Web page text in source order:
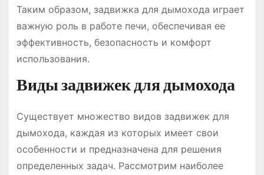
Таким образом, задвижка для дымохода играет
важную роль в работе печи, обеспечивая ее
эффективность, безопасность и комфорт
использования.
Виды задвижек для дымохода
Существует множество видов задвижек для
дымохода, каждая из которых имеет свои
особенности и предназначена для решения
определенных задач. Рассмотрим наиболее